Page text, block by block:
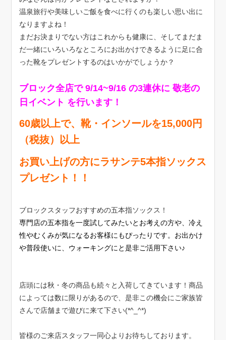
温泉旅行や美味しいご飯を食べに行くのも楽しい思い出に
なりますよね！
まだお決まりでない方はこれからも健康に、そしてまだま
だ一緒にいろいろなところにお出かけできるように足に合
った靴をプレゼントするのはいかがでしょうか？
ブロック全店で 9/14~9/16 の3連休に 敬老の
日イベント を行います！
60歳以上で、靴・インソールを15,000円
（税抜）以上
お買い上げの方にラサンテ5本指ソックス
プレゼント！！
ブロックスタッフおすすめの五本指ソックス！
専門店の五本指を一度試してみたいとお考えの方や、冷え
性やむくみが気になるお客様にもぴったりです。お出かけ
や普段使いに、ウォーキングにと是非ご活用下さい♪
店頭には秋・冬の商品も続々と入荷してきています！商品
によっては数に限りがあるので、是非この機会にご家族皆
さんで店舗まで遊びに来て下さい(*^_^*)
皆様のご来店スタッフ一同心よりお待ちしております。